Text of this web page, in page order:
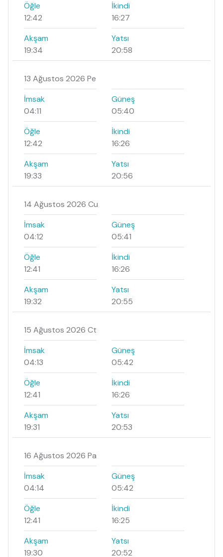
Öğle
12:42
İkindi
16:27
Akşam
19:34
Yatsı
20:58
13 Ağustos 2026 Pe
İmsak
04:11
Güneş
05:40
Öğle
12:42
İkindi
16:26
Akşam
19:33
Yatsı
20:56
14 Ağustos 2026 Cu
İmsak
04:12
Güneş
05:41
Öğle
12:41
İkindi
16:26
Akşam
19:32
Yatsı
20:55
15 Ağustos 2026 Ct
İmsak
04:13
Güneş
05:42
Öğle
12:41
İkindi
16:26
Akşam
19:31
Yatsı
20:53
16 Ağustos 2026 Pa
İmsak
04:14
Güneş
05:42
Öğle
12:41
İkindi
16:25
Akşam
19:30
Yatsı
20:52